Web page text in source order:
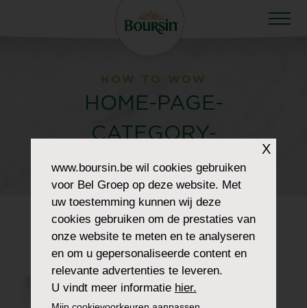
HOW TO WOW
HOME-PAGE-
CATEGORY-
HOTBITES-341×279
X
www.boursin.bewil cookies gebruiken
voor Bel Groep op deze website. Met
uw toestemming kunnen wij deze
cookies gebruiken om de prestaties van
onze website te meten en te analyseren
en om u gepersonaliseerde content en
relevante advertenties te leveren.
U vindt meer informatie hier.